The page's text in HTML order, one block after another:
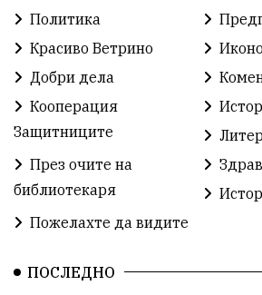
Автосъбитие Празници
Партия "Величие" Здраве
СУ „Христо Ботев“ – Ветрино
Предстоящи Доброволчески
Забавления Второ българско
Храна от село Лична
Политика
Красиво Ветрино
Добри дела
Кооперация
Защитниците
През очите на
библиотекаря
Пожелахте да видите
ПОСЛЕДНО